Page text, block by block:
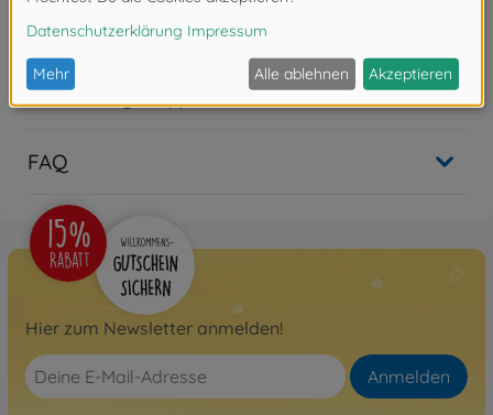
Bewertungen (1)
FAQ
Hier zum Newsletter anmelden!
Anmelden